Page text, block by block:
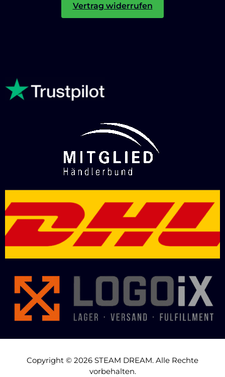
Vertrag widerrufen
Copyright © 2026 STEAM DREAM. Alle Rechte
vorbehalten.